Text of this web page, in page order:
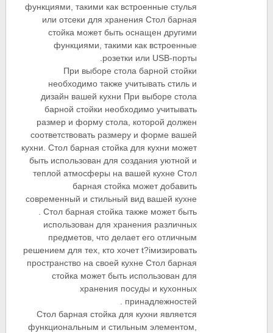
функциями, такими как встроенные стулья
или отсеки для хранения Стол барная
стойка может быть оснащен другими
функциями, такими как встроенные
розетки или USB-порты.
При выборе стола барной стойки
необходимо также учитывать стиль и
дизайн вашей кухни При выборе стола
барной стойки необходимо учитывать
размер и форму стола, которой должен
соответствовать размеру и форме вашей
кухни. Стол барная стойка для кухни может
быть использован для создания уютной и
теплой атмосферы на вашей кухне Стол
барная стойка может добавить
современный и стильный вид вашей кухне
. Стол барная стойка также может быть
использован для хранения различных
предметов, что делает его отличным
решением для тех, кто хочет t?iмизировать
пространство на своей кухне Стол барная
стойка может быть использован для
хранения посуды и кухонных
принадлежностей .
Стол барная стойка для кухни является
функциональным и стильным элементом,